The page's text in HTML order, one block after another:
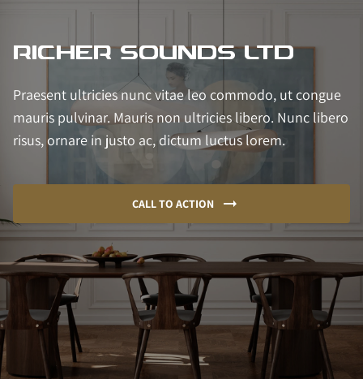
RICHER SOUNDS LTD
Praesent ultricies nunc vitae leo commodo, ut congue
mauris pulvinar. Mauris non ultricies libero. Nunc libero
risus, ornare in justo ac, dictum luctus lorem.
CALL TO ACTION